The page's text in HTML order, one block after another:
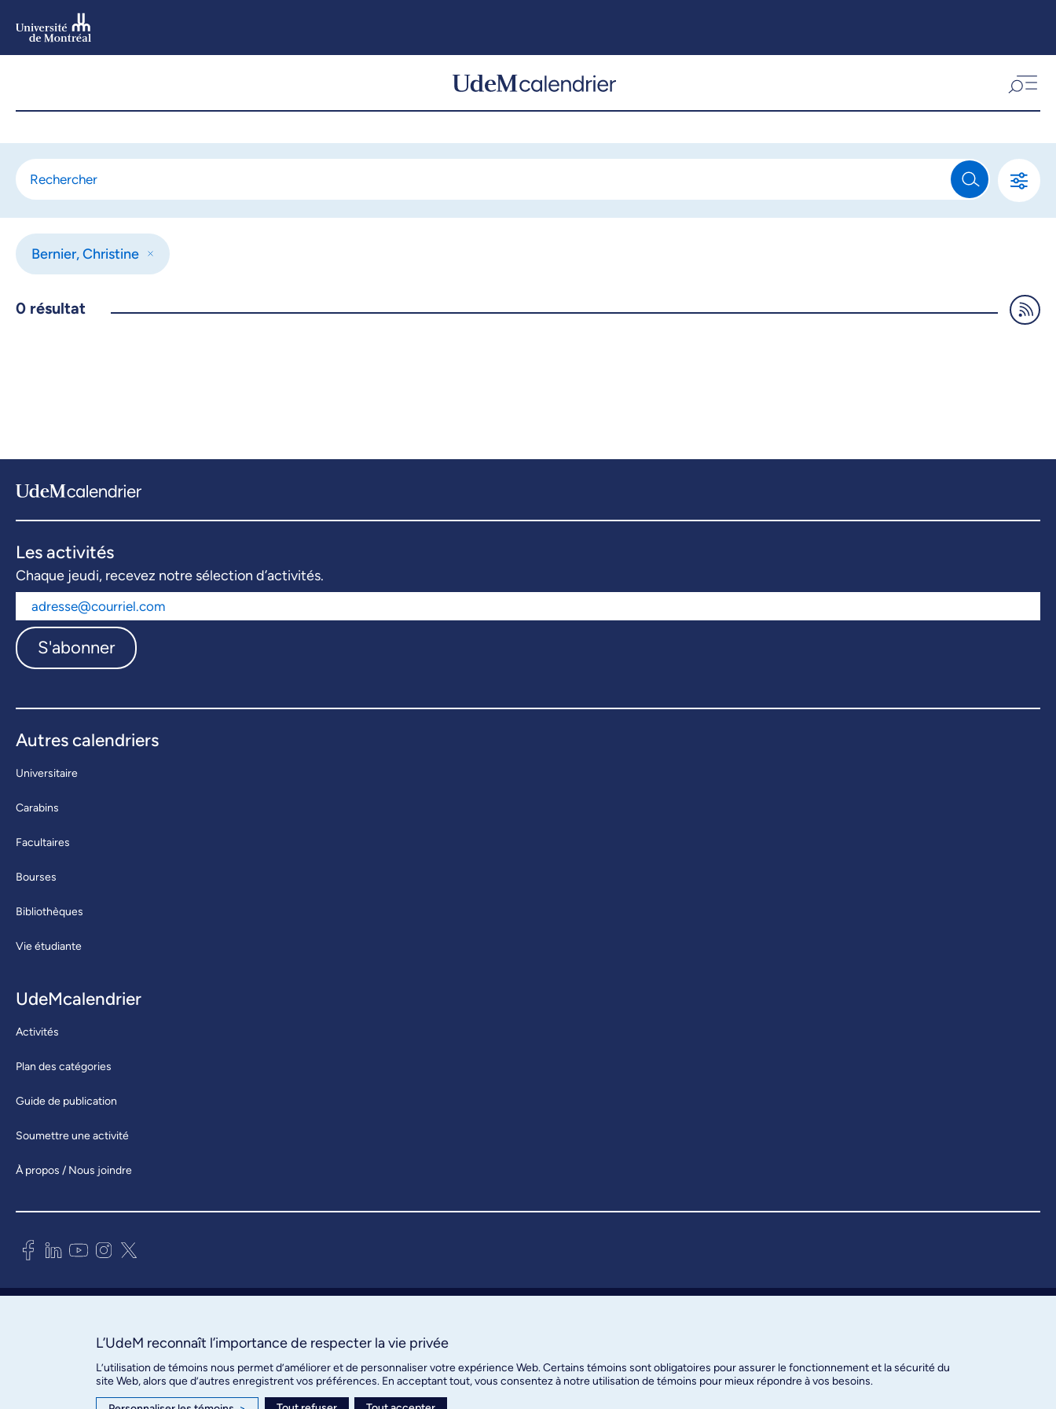
Bernier, Christine
0 résultat
Les activités
Chaque jeudi, recevez notre sélection d’activités.
S'abonner
Autres calendriers
Universitaire
Carabins
Facultaires
Bourses
Bibliothèques
Vie étudiante
UdeMcalendrier
Activités
Plan des catégories
Guide de publication
Soumettre une activité
À propos / Nous joindre
Bureau des communications et
3744, rue Jean-Brillant, bureau 490
L’UdeM reconnaît l’importance de respecter la vie privée
L’utilisation de témoins nous permet d’améliorer et de personnaliser votre expérience Web. Certains témoins sont obligatoires pour assurer le fonctionnement et la sécurité du
site Web, alors que d’autres enregistrent vos préférences. En acceptant tout, vous consentez à notre utilisation de témoins pour mieux répondre à vos besoins.